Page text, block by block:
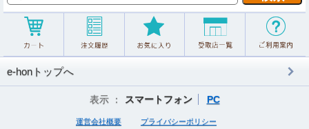
e-honトップへ
表示 ： スマートフォン PC
運営会社概要 プライバシーポリシー